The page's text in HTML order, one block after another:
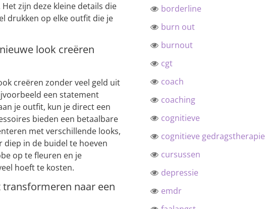
zijn deze kleine details die
drukken op elke outfit die je
look creëren
creëren zonder veel geld uit
een statement
je outfit, kun je direct een
bieden een betaalbare
met verschillende looks,
in de buidel te hoeven
op te fleuren en je
hoeft te kosten.
naar een
borderline
burn out
burnout
cgt
coach
coaching
cognitieve
cognitieve gedragstherapie
cursussen
depressie
emdr